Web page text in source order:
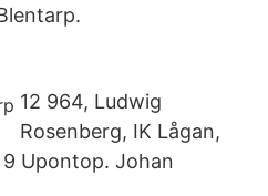
12 964, Ludwig
Rosenberg, IK Lågan,
Upontop. Johan